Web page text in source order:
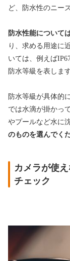
ど、防水性のニー
防水性能について
り、求める用途に
いては、例えば
防水等級を表しま
防水等級が具体的
では水滴が掛かっ
やプールなど水に
のものを選んでく
カメラが使
チェック